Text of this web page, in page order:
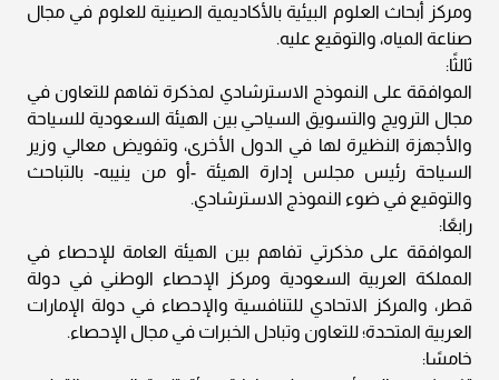
ومركز أبحاث العلوم البيئية بالأكاديمية الصينية للعلوم في مجال
صناعة المياه، والتوقيع عليه.
ثالثًا:
الموافقة على النموذج الاسترشادي لمذكرة تفاهم للتعاون في
مجال الترويج والتسويق السياحي بين الهيئة السعودية للسياحة
والأجهزة النظيرة لها في الدول الأخرى، وتفويض معالي وزير
السياحة رئيس مجلس إدارة الهيئة -أو من ينيبه- بالتباحث
والتوقيع في ضوء النموذج الاسترشادي.
رابعًا:
الموافقة على مذكرتي تفاهم بين الهيئة العامة للإحصاء في
المملكة العربية السعودية ومركز الإحصاء الوطني في دولة
قطر، والمركز الاتحادي للتنافسية والإحصاء في دولة الإمارات
العربية المتحدة؛ للتعاون وتبادل الخبرات في مجال الإحصاء.
خامسًا: